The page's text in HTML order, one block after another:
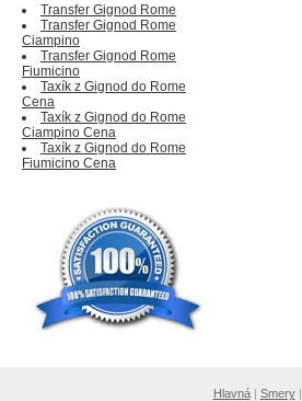
Transfer Gignod Rome
Transfer Gignod Rome
Ciampino
Transfer Gignod Rome
Fiumicino
Taxík z Gignod do Rome
Cena
Taxík z Gignod do Rome
Ciampino Cena
Taxík z Gignod do Rome
Fiumicino Cena
Hlavná| Smery|